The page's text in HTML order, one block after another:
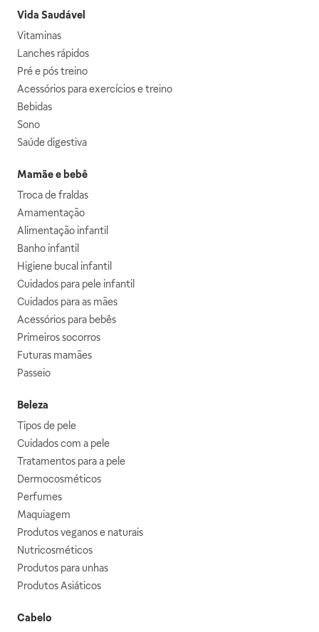
Vida Saudável
Vitaminas
Lanches rápidos
Pré e pós treino
Acessórios para exercícios e treino
Bebidas
Sono
Saúde digestiva
Mamãe e bebê
Troca de fraldas
Amamentação
Alimentação infantil
Banho infantil
Higiene bucal infantil
Cuidados para pele infantil
Cuidados para as mães
Acessórios para bebês
Primeiros socorros
Futuras mamães
Passeio
Beleza
Tipos de pele
Cuidados com a pele
Tratamentos para a pele
Dermocosméticos
Perfumes
Maquiagem
Produtos veganos e naturais
Nutricosméticos
Produtos para unhas
Produtos Asiáticos
Cabelo